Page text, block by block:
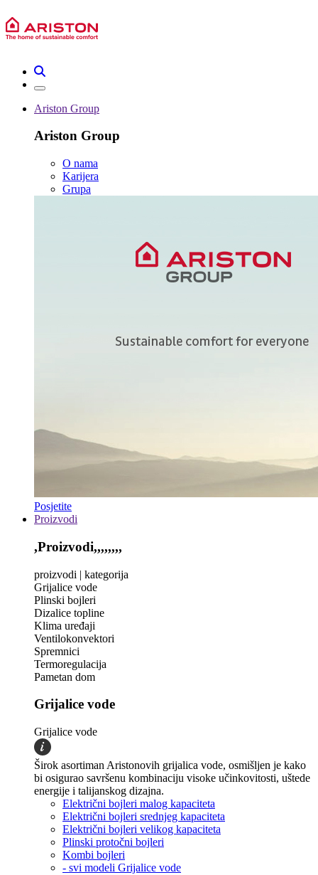
Ariston Group
Ariston Group
O nama
Karijera
Grupa
Posjetite
Proizvodi
,Proizvodi,,,,,,,,
proizvodi | kategorija
Grijalice vode
Plinski bojleri
Dizalice topline
Klima uređaji
Ventilokonvektori
Spremnici
Termoregulacija
Pametan dom
Grijalice vode
Grijalice vode
Širok asortiman Aristonovih grijalica vode, osmišljen je kako
bi osigurao savršenu kombinaciju visoke učinkovitosti, uštede
energije i talijanskog dizajna.
Električni bojleri malog kapaciteta
Električni bojleri srednjeg kapaciteta
Električni bojleri velikog kapaciteta
Plinski protočni bojleri
Kombi bojleri
- svi modeli Grijalice vode